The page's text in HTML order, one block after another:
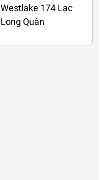
Westlake 174 Lạc
Long Quân